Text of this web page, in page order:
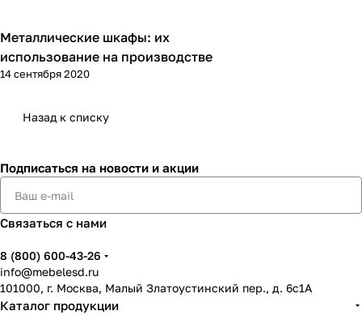
Советы покупателям
Металлические шкафы: их
использование на производстве
14 сентября 2020
Назад к списку
Подписаться на новости и акции
Связаться с нами
8 (800) 600-43-26
info@mebelesd.ru
101000, г. Москва, Малый Златоустинский пер., д. 6с1А
Каталог продукции